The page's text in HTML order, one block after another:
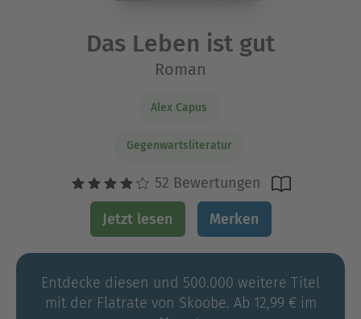
Das Leben ist gut
Roman
Alex Capus
Gegenwartsliteratur
52 Bewertungen
Jetzt lesen Merken
Entdecke diesen und 500.000 weitere Titel
mit der Flatrate von Skoobe. Ab 12,99 € im